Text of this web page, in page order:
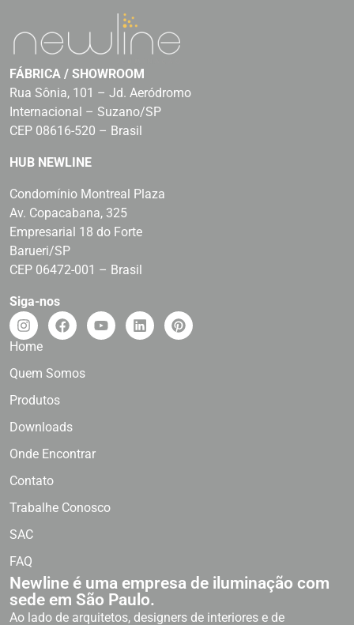
FÁBRICA / SHOWROOM
Rua Sônia, 101 – Jd. Aeródromo
Internacional – Suzano/SP
CEP 08616-520 – Brasil
HUB NEWLINE
Condomínio Montreal Plaza
Av. Copacabana, 325
Empresarial 18 do Forte
Barueri/SP
CEP 06472-001 – Brasil
Siga-nos
Home
Quem Somos
Produtos
Downloads
Onde Encontrar
Contato
Trabalhe Conosco
SAC
FAQ
Newline é uma empresa de iluminação com
sede em São Paulo.
Ao lado de arquitetos, designers de interiores e de